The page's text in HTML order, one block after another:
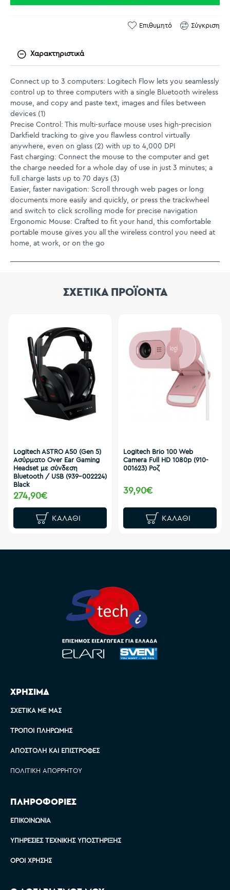
Επιθυμητό Σύγκριση
Χαρακτηριστικά
Connect up to 3 computers: Logitech Flow lets you seamlessly
control up to three computers with a single Bluetooth wireless
mouse, and copy and paste text, images and files between
devices (1)
Precise Control: This multi-surface mouse uses high-precision
Darkfield tracking to give you flawless control virtually
anywhere, even on glass (2) with up to 4,000 DPI
Fast charging: Connect the mouse to the computer and get
the charge needed for a whole day of use in just 3 minutes; a
full charge lasts up to 70 days (3)
Easier, faster navigation: Scroll through web pages or long
documents more easily and quickly, or press the trackwheel
and switch to click scrolling mode for precise navigation
Ergonomic Mouse: Crafted to fit your hand, this comfortable
portable mouse gives you all the wireless control you need at
home, at work, or on the go
ΣΧΕΤΙΚΑ ΠΡΟΪΟΝΤΑ
Logitech ASTRO A50 (Gen 5)
Ασύρματο Over Ear Gaming
Headset με σύνδεση
Bluetooth / USB (939-002224)
Black
274,90€
ΚΑΛΆΘΙ
Logitech Brio 100 Web
Camera Full HD 1080p (910-
001623) Ροζ
39,90€
ΚΑΛΆΘΙ
ΧΡΗΣΙΜΑ
ΣΧΕΤΙΚΆ ΜΕ ΜΑΣ
ΤΡΌΠΟΙ ΠΛΗΡΩΜΉΣ
ΑΠΟΣΤΟΛΉ ΚΑΙ ΕΠΙΣΤΡΟΦΈΣ
ΠΟΛΙΤΙΚΉ ΑΠΟΡΡΉΤΟΥ
ΠΛΗΡΟΦΟΡΙΕΣ
ΕΠΙΚΟΙΝΩΝΊΑ
ΥΠΗΡΕΣΊΕΣ ΤΕΧΝΙΚΉΣ ΥΠΟΣΤΉΡΙΞΗΣ
ΌΡΟΙ ΧΡΉΣΗΣ